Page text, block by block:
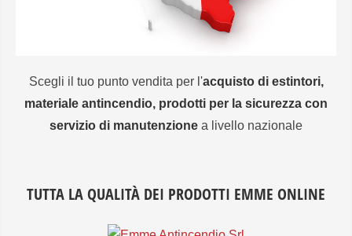
Scegli il tuo punto vendita per l'acquisto di estintori,
materiale antincendio, prodotti per la sicurezza con
servizio di manutenzione a livello nazionale
TUTTA LA QUALITÀ DEI PRODOTTI EMME ONLINE